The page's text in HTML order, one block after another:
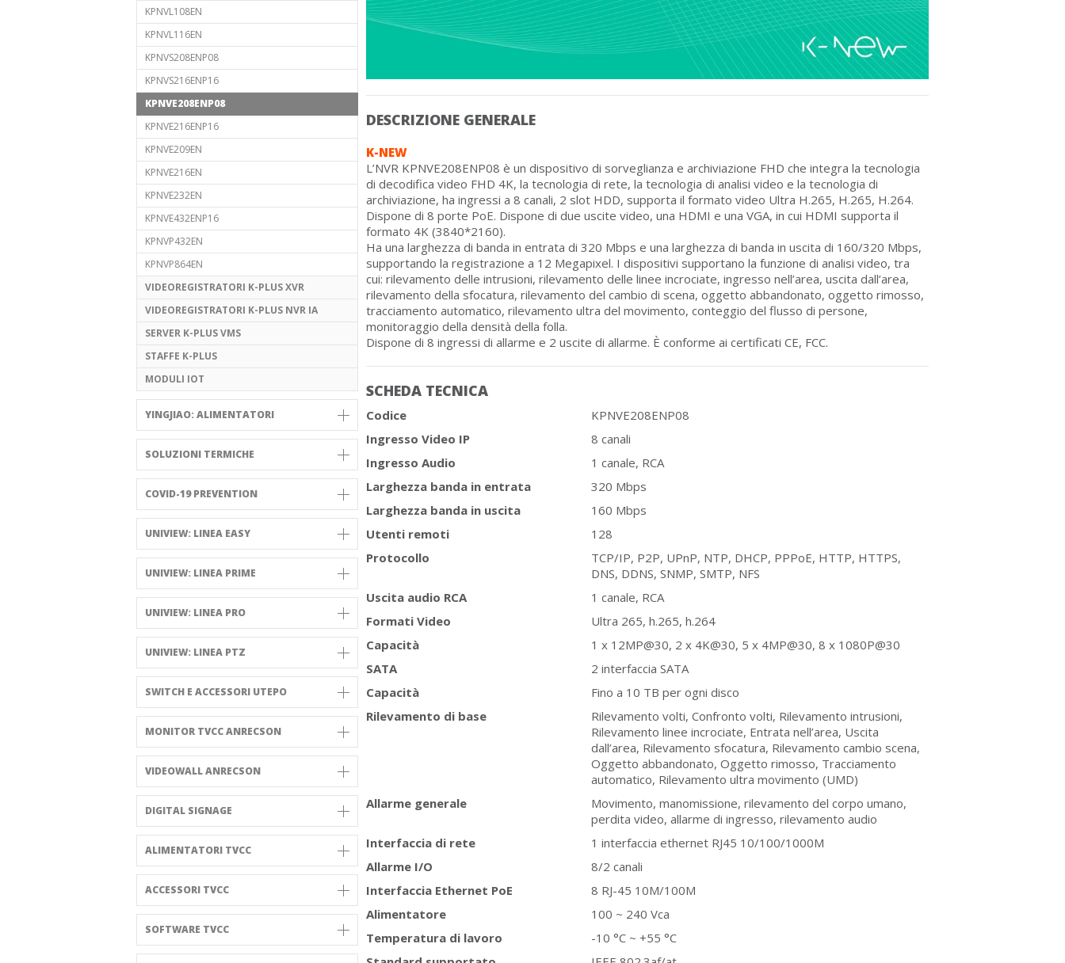
KPNVL108EN
KPNVL116EN
KPNVS208ENP08
KPNVS216ENP16
KPNVE208ENP08
KPNVE216ENP16
KPNVE209EN
KPNVE216EN
KPNVE232EN
KPNVE432ENP16
KPNVP432EN
KPNVP864EN
VIDEOREGISTRATORI K-PLUS XVR
VIDEOREGISTRATORI K-PLUS NVR IA
SERVER K-PLUS VMS
STAFFE K-PLUS
MODULI IOT
YINGJIAO: ALIMENTATORI
SOLUZIONI TERMICHE
COVID-19 PREVENTION
UNIVIEW: LINEA EASY
UNIVIEW: LINEA PRIME
UNIVIEW: LINEA PRO
UNIVIEW: LINEA PTZ
SWITCH E ACCESSORI UTEPO
MONITOR TVCC ANRECSON
VIDEOWALL ANRECSON
DIGITAL SIGNAGE
ALIMENTATORI TVCC
ACCESSORI TVCC
SOFTWARE TVCC
DESCRIZIONE GENERALE
K-NEW
L’NVR KPNVE208ENP08 è un dispositivo di sorveglianza e archiviazione FHD che integra la tecnologia
di decodifica video FHD 4K, la tecnologia di rete, la tecnologia di analisi video e la tecnologia di
archiviazione, ha ingressi a 8 canali, 2 slot HDD, supporta il formato video Ultra H.265, H.265, H.264.
Dispone di 8 porte PoE. Dispone di due uscite video, una HDMI e una VGA, in cui HDMI supporta il
formato 4K (3840*2160).
Ha una larghezza di banda in entrata di 320 Mbps e una larghezza di banda in uscita di 160/320 Mbps,
supportando la registrazione a 12 Megapixel. I dispositivi supportano la funzione di analisi video, tra
cui: rilevamento delle intrusioni, rilevamento delle linee incrociate, ingresso nell’area, uscita dall’area,
rilevamento della sfocatura, rilevamento del cambio di scena, oggetto abbandonato, oggetto rimosso,
tracciamento automatico, rilevamento ultra del movimento, conteggio del flusso di persone,
monitoraggio della densità della folla.
Dispone di 8 ingressi di allarme e 2 uscite di allarme. È conforme ai certificati CE, FCC.
SCHEDA TECNICA
Codice
KPNVE208ENP08
Ingresso Video IP
8 canali
Ingresso Audio
1 canale, RCA
Larghezza banda in entrata
320 Mbps
Larghezza banda in uscita
160 Mbps
Utenti remoti
128
Protocollo
TCP/IP, P2P, UPnP, NTP, DHCP, PPPoE, HTTP, HTTPS,
DNS, DDNS, SNMP, SMTP, NFS
Uscita audio RCA
1 canale, RCA
Formati Video
Ultra 265, h.265, h.264
Capacità
1 x 12MP@30, 2 x 4K@30, 5 x 4MP@30, 8 x 1080P@30
SATA
2 interfaccia SATA
Capacità
Fino a 10 TB per ogni disco
Rilevamento di base
Rilevamento volti, Confronto volti, Rilevamento intrusioni,
Rilevamento linee incrociate, Entrata nell’area, Uscita
dall’area, Rilevamento sfocatura, Rilevamento cambio scena,
Oggetto abbandonato, Oggetto rimosso, Tracciamento
automatico, Rilevamento ultra movimento (UMD)
Allarme generale
Movimento, manomissione, rilevamento del corpo umano,
perdita video, allarme di ingresso, rilevamento audio
Interfaccia di rete
1 interfaccia ethernet RJ45 10/100/1000M
Allarme I/O
8/2 canali
Interfaccia Ethernet PoE
8 RJ-45 10M/100M
Alimentatore
100 ~ 240 Vca
Temperatura di lavoro
-10 °C ~ +55 °C